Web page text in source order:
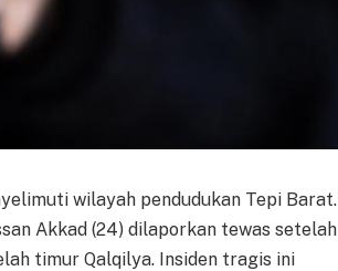
wilayah pendudukan Tepi Barat.
Akkad (24) dilaporkan tewas setelah
timur Qalqilya. Insiden tragis ini